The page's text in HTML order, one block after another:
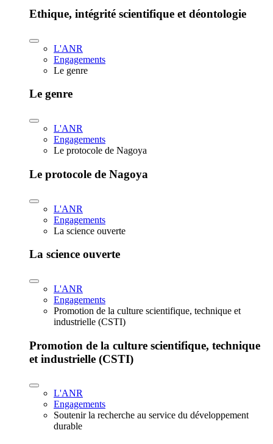
Ethique, intégrité scientifique et déontologie
L'ANR
Engagements
Le genre
Le genre
L'ANR
Engagements
Le protocole de Nagoya
Le protocole de Nagoya
L'ANR
Engagements
La science ouverte
La science ouverte
L'ANR
Engagements
Promotion de la culture scientifique, technique et
industrielle (CSTI)
Promotion de la culture scientifique, technique
et industrielle (CSTI)
L'ANR
Engagements
Soutenir la recherche au service du développement
durable